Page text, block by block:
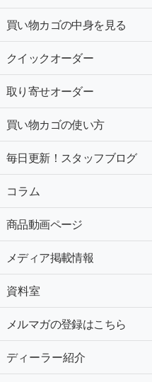
買い物カゴの中身を見る
クイックオーダー
取り寄せオーダー
買い物カゴの使い方
毎日更新！スタッフブログ
コラム
商品動画ページ
メディア掲載情報
資料室
メルマガの登録はこちら
ディーラー紹介